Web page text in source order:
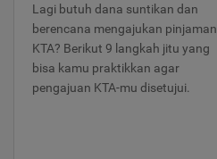
Lagi butuh dana suntikan dan
berencana mengajukan pinjaman
KTA? Berikut 9 langkah jitu yang
bisa kamu praktikkan agar
pengajuan KTA-mu disetujui.